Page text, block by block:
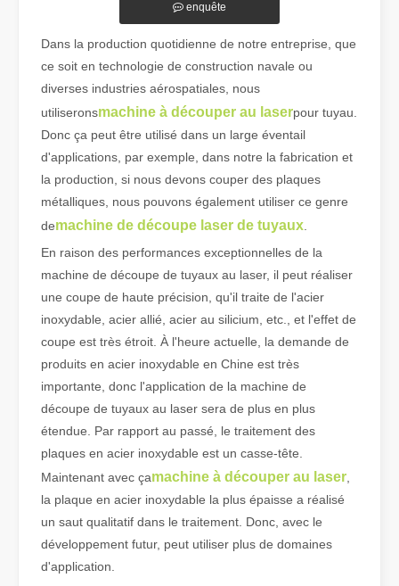
Comment choisir votre partenaire de travail : machine de découpe laser
La découpe laser du métal est une méthode de précision
enquête
Dans la production quotidienne de notre entreprise, que
ce soit en technologie de construction navale ou
diverses industries aérospatiales, nous
utiliseronsmachine à découper au laserpour tuyau.
Donc ça peut être utilisé dans un large éventail
d'applications, par exemple, dans notre la fabrication et
la production, si nous devons couper des plaques
métalliques, nous pouvons également utiliser ce genre
demachine de découpe laser de tuyaux
En raison des performances exceptionnelles de la
machine de découpe de tuyaux au laser, il peut réaliser
une coupe de haute précision, qu'il traite de l'acier
inoxydable, acier allié, acier au silicium, etc., et l'effet de
coupe est très étroit. À l'heure actuelle, la demande de
produits en acier inoxydable en Chine est très
importante, donc l'application de la machine de
découpe de tuyaux au laser sera de plus en plus
étendue. Par rapport au passé, le traitement des
plaques en acier inoxydable est un casse-tête.
Maintenant avec çamachine à découper au laser
la plaque en acier inoxydable la plus épaisse a réalisé
un saut qualitatif dans le traitement. Donc, avec le
développement futur, peut utiliser plus de domaines
d'application.